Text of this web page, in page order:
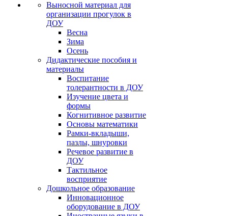
Выносной материал для
организации прогулок в
ДОУ
Весна
Зима
Осень
Дидактические пособия и
материалы
Воспитание
толерантности в ДОУ
Изучение цвета и
формы
Когнитивное развитие
Основы математики
Рамки-вкладыши,
пазлы, шнуровки
Речевое развитие в
ДОУ
Тактильное
восприятие
Дошкольное образование
Инновационное
оборудование в ДОУ